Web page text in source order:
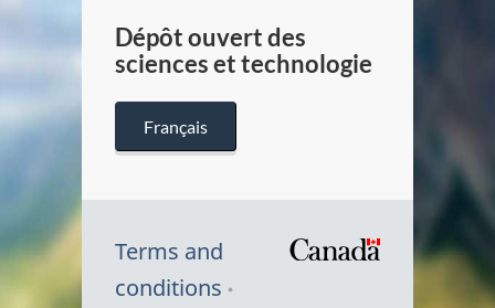
Dépôt ouvert des
sciences et technologie
Français
Terms and
conditions